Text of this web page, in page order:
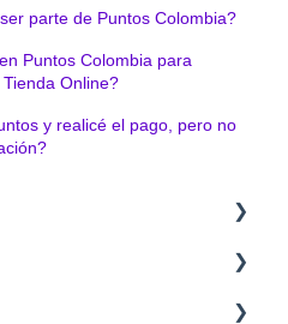
parte de Puntos Colombia?
Puntos Colombia para
Online?
y realicé el pago, pero no
Colombia?